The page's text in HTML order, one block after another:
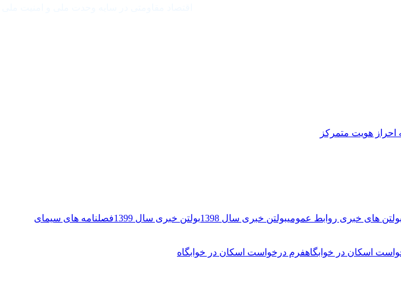
احراز هويت متمركز
بولتن های خبری روابط عمومیبولتن خبری سال 1398 بولتن خبری سال 1399
فصلنامه های سیمای
اسکان در خوابگاهفرم درخواست اسکان در خوابگاه